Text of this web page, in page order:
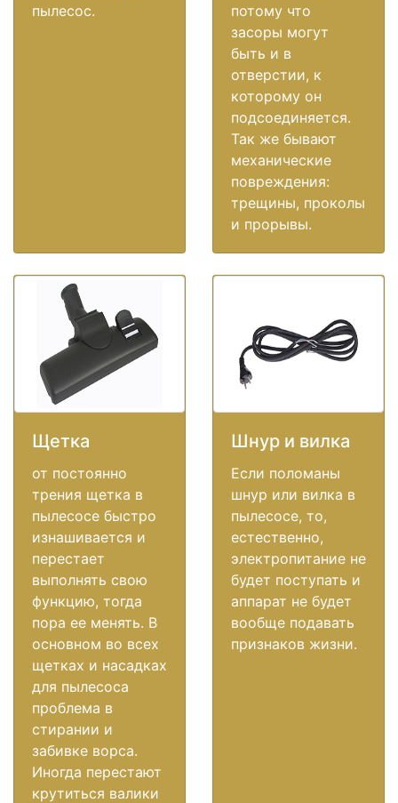
пылесос.
потому что
засоры могут
быть и в
отверстии, к
которому он
подсоединяется.
Так же бывают
механические
повреждения:
трещины, проколы
и прорывы.
Щетка
от постоянно
трения щетка в
пылесосе быстро
изнашивается и
перестает
выполнять свою
функцию, тогда
пора ее менять. В
основном во всех
щетках и насадках
для пылесоса
проблема в
стирании и
забивке ворса.
Иногда перестают
крутиться валики
Шнур и вилка
Если поломаны
шнур или вилка в
пылесосе, то,
естественно,
электропитание не
будет поступать и
аппарат не будет
вообще подавать
признаков жизни.